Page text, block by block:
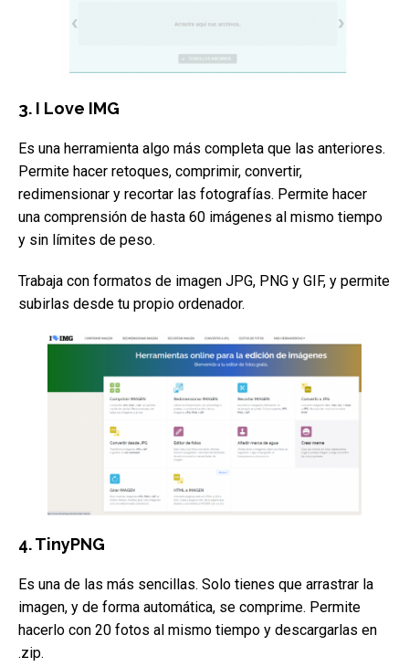
3. I Love IMG
Es una herramienta algo más completa que las anteriores.
Permite hacer retoques, comprimir, convertir,
redimensionar y recortar las fotografías. Permite hacer
una comprensión de hasta 60 imágenes al mismo tiempo
y sin límites de peso.
Trabaja con formatos de imagen JPG, PNG y GIF, y permite
subirlas desde tu propio ordenador.
4. TinyPNG
Es una de las más sencillas. Solo tienes que arrastrar la
imagen, y de forma automática, se comprime. Permite
hacerlo con 20 fotos al mismo tiempo y descargarlas en
.zip.